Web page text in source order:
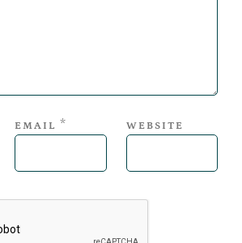
EMAIL * WEBSITE